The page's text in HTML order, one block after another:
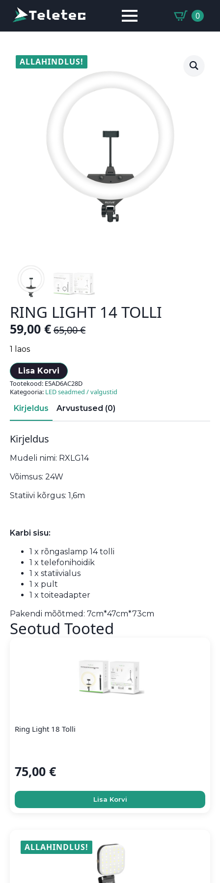
0
ALLAHINDLUS!
RING LIGHT 14 TOLLI
65,00€
Algne
hind
oli:
65,00 €.
59,00 €
Current
price
is:
59,00 €.
1 laos
Lisa Korvi
Tootekood: E5AD6AC28D
Kategooria: LED seadmed / valgustid
Kirjeldus Arvustused (0)
Kirjeldus
Mudeli nimi: RXLG14
Võimsus: 24W
Statiivi kõrgus: 1,6m
Karbi sisu:
1 x rõngaslamp 14 tolli
1 x telefonihoidik
1 x statiivialus
1 x pult
1 x toiteadapter
Pakendi mõõtmed: 7cm*47cm*73cm
Seotud Tooted
Ring Light 18 Tolli
75,00 €
Lisa Korvi
ALLAHINDLUS!